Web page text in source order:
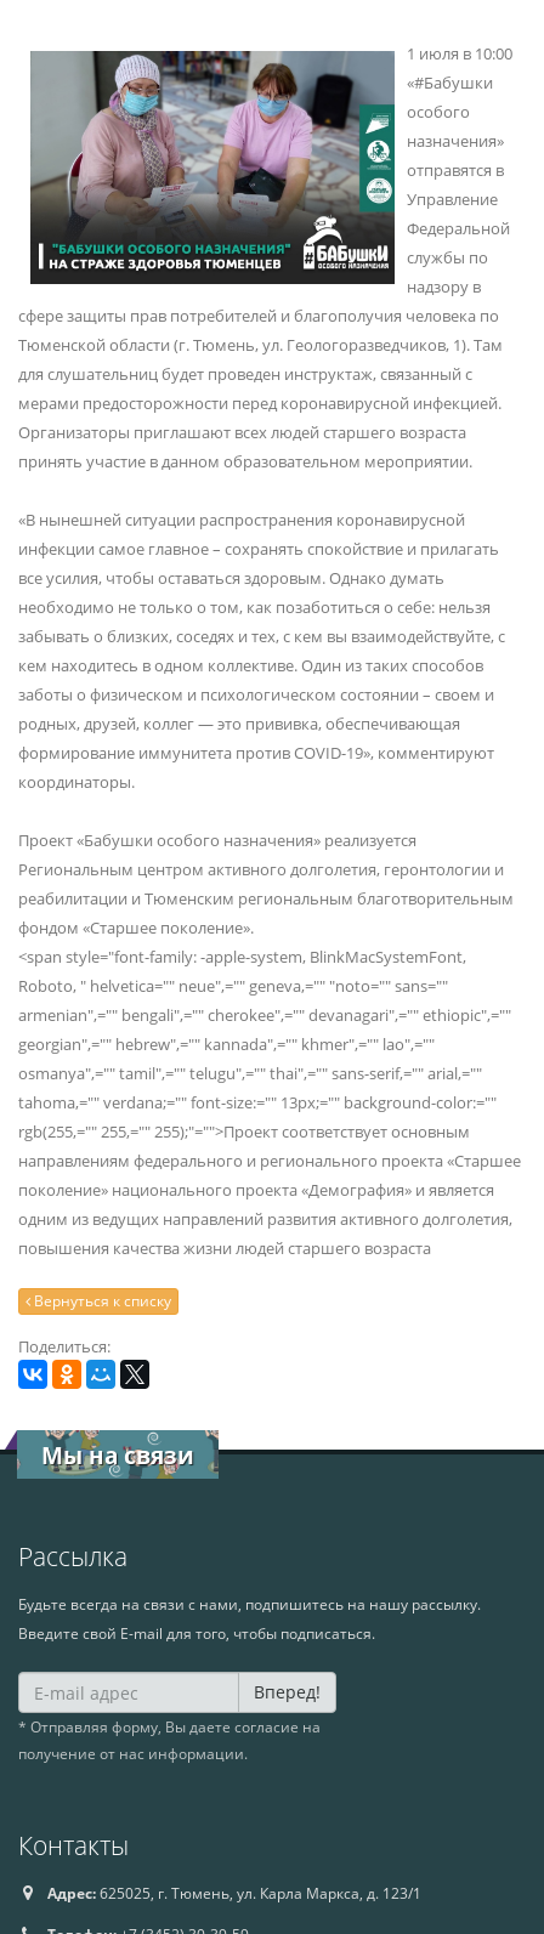
1 июля в 10:00
«#Бабушки
особого
назначения»
отправятся в
Управление
Федеральной
службы по
надзору в
сфере защиты прав потребителей и благополучия человека по
Тюменской области (г. Тюмень, ул. Геологоразведчиков, 1). Там
для слушательниц будет проведен инструктаж, связанный с
мерами предосторожности перед коронавирусной инфекцией.
Организаторы приглашают всех людей старшего возраста
принять участие в данном образовательном мероприятии.
«В нынешней ситуации распространения коронавирусной
инфекции самое главное – сохранять спокойствие и прилагать
все усилия, чтобы оставаться здоровым. Однако думать
необходимо не только о том, как позаботиться о себе: нельзя
забывать о близких, соседях и тех, с кем вы взаимодействуйте, с
кем находитесь в одном коллективе. Один из таких способов
заботы о физическом и психологическом состоянии – своем и
родных, друзей, коллег — это прививка, обеспечивающая
формирование иммунитета против COVID-19», комментируют
координаторы.
Проект «Бабушки особого назначения» реализуется
Региональным центром активного долголетия, геронтологии и
реабилитации и Тюменским региональным благотворительным
фондом «Старшее поколение».
<span style="font-family: -apple-system, BlinkMacSystemFont,
Roboto, " helvetica="" neue",="" geneva,="" "noto="" sans=""
armenian",="" bengali",="" cherokee",="" devanagari",="" ethiopic",=""
georgian",="" hebrew",="" kannada",="" khmer",="" lao",=""
osmanya",="" tamil",="" telugu",="" thai",="" sans-serif,="" arial,=""
tahoma,="" verdana;="" font-size:="" 13px;="" background-color:=""
rgb(255,="" 255,="" 255);"="">Проект соответствует основным
направлениям федерального и регионального проекта «Старшее
поколение» национального проекта «Демография» и является
одним из ведущих направлений развития активного долголетия,
повышения качества жизни людей старшего возраста
Вернуться к списку
Поделиться:
Мы на связи
Рассылка
Будьте всегда на связи с нами, подпишитесь на нашу рассылку.
Введите свой E-mail для того, чтобы подписаться.
Вперед!
* Отправляя форму, Вы даете согласие на
получение от нас информации.
Контакты
Адрес:625025, г. Тюмень, ул. Карла Маркса, д. 123/1